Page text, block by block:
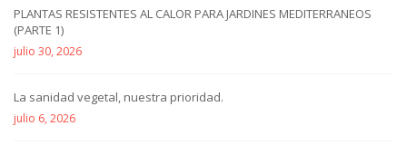
PLANTAS RESISTENTES AL CALOR PARA JARDINES MEDITERRANEOS
(PARTE 1)
julio 30, 2026
La sanidad vegetal, nuestra prioridad.
julio 6, 2026